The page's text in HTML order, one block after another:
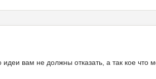
вам не должны отказать, а так кое что